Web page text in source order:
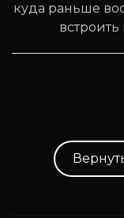
куда раньше
встроить